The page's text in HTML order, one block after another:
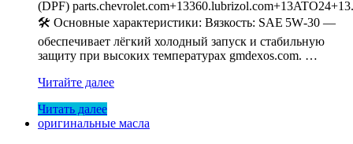
(DPF) parts.chevrolet.com+13360.lubrizol.com+13ATO24+13.
🛠️ Основные характеристики: Вязкость: SAE 5W‑30 —
обеспечивает лёгкий холодный запуск и стабильную
защиту при высоких температурах gmdexos.com. …
М/
GM
5W30
Читайте далее
Читать далее
оригинальные масла